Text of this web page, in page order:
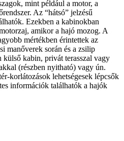
mint például a motor, a
Az “hátsó” jelzésű
Ezekben a kabinokban
amikor a hajó mozog. A
mértékben érintettek az
manőverek során és a zsilip
külső kabin, privát terasszal vagy
(részben nyitható) vagy ún.
korlátozások lehetségesek lépcsők
információk találhatók a hajók